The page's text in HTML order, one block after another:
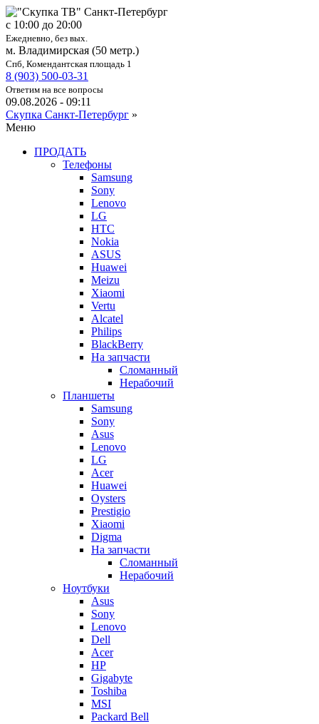
c 10:00 до 20:00
Ежедневно, без вых.
м. Владимирская (50 метр.)
Спб, Комендантская площадь 1
8 (903) 500-03-31
Ответим на все вопросы
09.08.2026 - 09:11
Скупка Санкт-Петербург »
Меню
ПРОДАТЬ
Телефоны
Samsung
Sony
Lenovo
LG
HTC
Nokia
ASUS
Huawei
Meizu
Xiaomi
Vertu
Alcatel
Philips
BlackBerry
На запчасти
Сломанный
Нерабочий
Планшеты
Samsung
Sony
Asus
Lenovo
LG
Acer
Huawei
Oysters
Prestigio
Xiaomi
Digma
На запчасти
Сломанный
Нерабочий
Ноутбуки
Asus
Sony
Lenovo
Dell
Acer
HP
Gigabyte
Toshiba
MSI
Packard Bell